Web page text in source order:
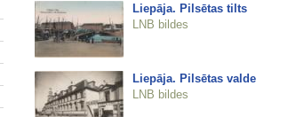
Liepāja. Pilsētas tilts
LNB bildes
Liepāja. Pilsētas valde
LNB bildes